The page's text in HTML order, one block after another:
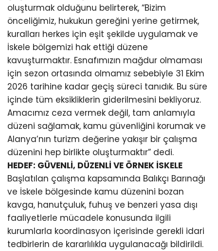
oluşturmak olduğunu belirterek, “Bizim
önceliğimiz, hukukun gereğini yerine getirmek,
kuralları herkes için eşit şekilde uygulamak ve
İskele bölgemizi hak ettiği düzene
kavuşturmaktır. Esnafımızın mağdur olmaması
için sezon ortasında olmamız sebebiyle 31 Ekim
2026 tarihine kadar geçiş süreci tanıdık. Bu süre
içinde tüm eksikliklerin giderilmesini bekliyoruz.
Amacımız ceza vermek değil, tam anlamıyla
düzeni sağlamak, kamu güvenliğini korumak ve
Alanya’nın turizm değerine yakışır bir çalışma
düzenini hep birlikte oluşturmaktır” dedi.
HEDEF: GÜVENLİ, DÜZENLİ VE ÖRNEK İSKELE
Başlatılan çalışma kapsamında Balıkçı Barınağı
ve İskele bölgesinde kamu düzenini bozan
kavga, hanutçuluk, fuhuş ve benzeri yasa dışı
faaliyetlerle mücadele konusunda ilgili
kurumlarla koordinasyon içerisinde gerekli idari
tedbirlerin de kararlılıkla uygulanacağı bildirildi.